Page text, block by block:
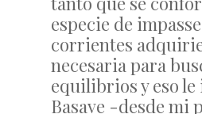
especie de
corrientes
necesaria para
equilibrios y eso
Basave -desde mi